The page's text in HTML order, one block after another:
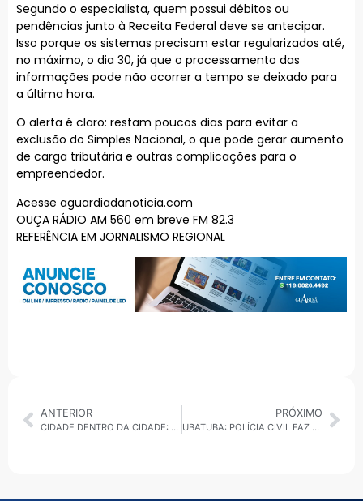
Segundo o especialista, quem possui débitos ou
pendências junto à Receita Federal deve se antecipar.
Isso porque os sistemas precisam estar regularizados até,
no máximo, o dia 30, já que o processamento das
informações pode não ocorrer a tempo se deixado para
a última hora.
O alerta é claro: restam poucos dias para evitar a
exclusão do Simples Nacional, o que pode gerar aumento
de carga tributária e outras complicações para o
empreendedor.
Acesse aguardiadanoticia.com
OUÇA RÁDIO AM 560 em breve FM 82.3
REFERÊNCIA EM JORNALISMO REGIONAL
ANTERIOR
CIDADE DENTRO DA CIDADE: NOVA OPERADORA DE ÔNIBUS NA ZONA SUL, 1.300 VAGAS DE EMPREGO E PRISÃO POR RECONHECIMENTO FACIAL
PRÓXIMO
UBATUBA: POLÍCIA CIVIL FAZ NOVAS BUSCAS POR LETÍCIA VIEIRA VENTURA NA PRAIA VERMELHA DO NORTE